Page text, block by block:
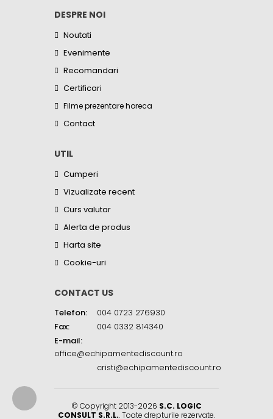
DESPRE NOI
Noutati
Evenimente
Recomandari
Certificari
Filme prezentare horeca
Contact
UTIL
Cumperi
Vizualizate recent
Curs valutar
Alerta de produs
Harta site
Cookie-uri
CONTACT US
Telefon:
004 0723 276930
Fax:
004 0332 814340
E-mail:
office@echipamentediscount.ro
cristi@echipamentediscount.ro
© Copyright 2013-2026 S.C. LOGIC
CONSULT S.R.L.. Toate drepturile rezervate.